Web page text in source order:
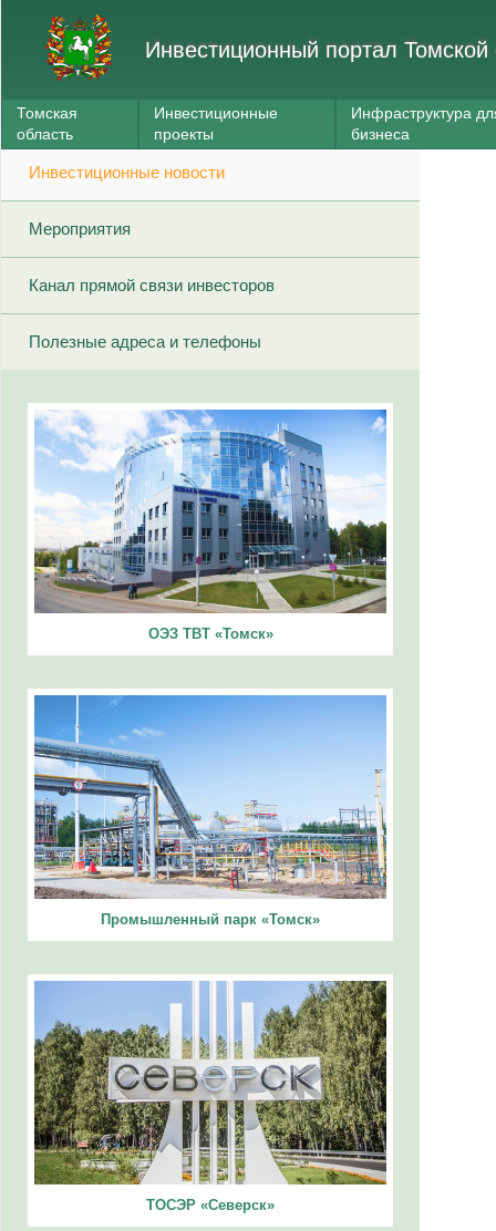
Инвестиционный портал Томской
Томская
область
Инвестиционные
проекты
Инфраструктура
бизнеса
Инвестиционные новости
Мероприятия
Канал прямой связи инвесторов
Полезные адреса и телефоны
ОЭЗ ТВТ «Томск»
Промышленный парк «Томск»
ТОСЭР «Северск»